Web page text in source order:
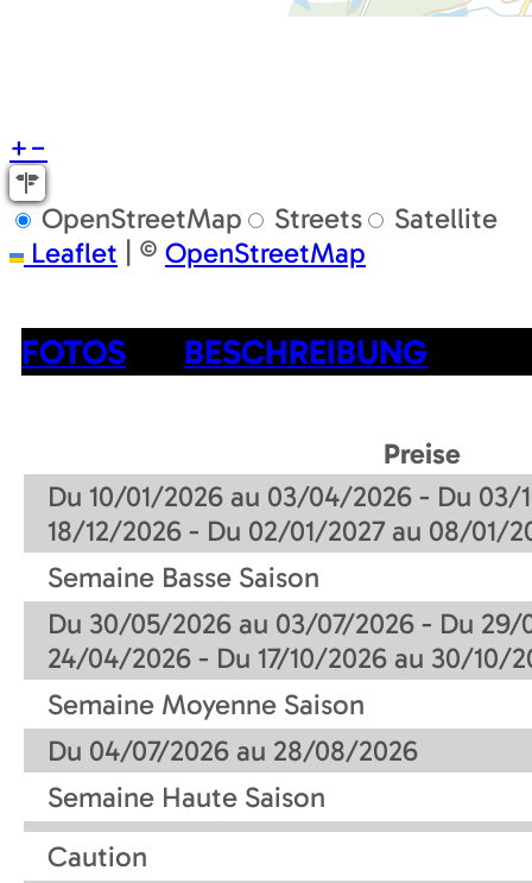
+−
OpenStreetMap Streets
Satellite
Leaflet | © OpenStreetMap
FOTOS BESCHREIBUNG
Preise
Du 10/01/2026 au 03/04/2026 - Du 03/
18/12/2026 - Du 02/01/2027 au 08/01/
Semaine Basse Saison
Du 30/05/2026 au 03/07/2026 - Du
24/04/2026 - Du 17/10/2026 au 30/10/
Semaine Moyenne Saison
Du 04/07/2026 au 28/08/2026
Semaine Haute Saison
Caution